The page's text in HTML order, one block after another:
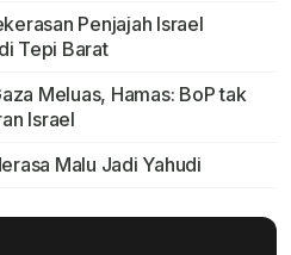
Penjajah Israel
Tepi Barat
Meluas, Hamas: BoP tak
Israel
Malu Jadi Yahudi